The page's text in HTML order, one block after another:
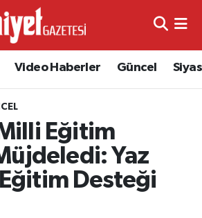
Video Haberler Güncel
Eğitim
Yaz
Desteği